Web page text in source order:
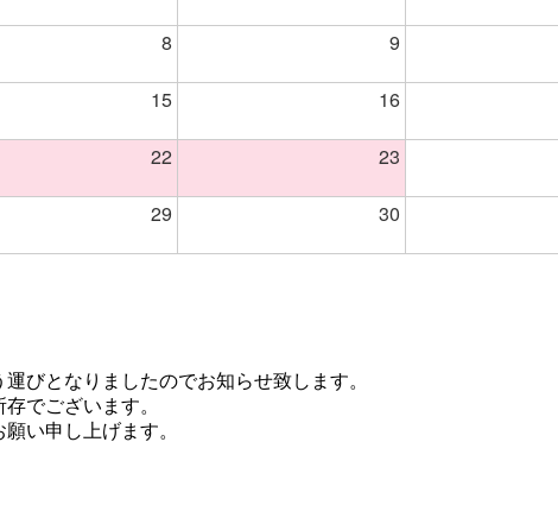
8 9
15 16
22 23
29 30
びとなりましたのでお知らせ致します。
でございます。
い申し上げます。